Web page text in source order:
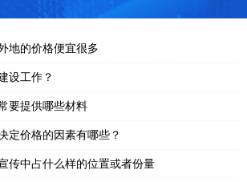
地的价格便宜很多
设工作？
要提供哪些材料
定价格的因素有哪些？
传中占什么样的位置或者份量